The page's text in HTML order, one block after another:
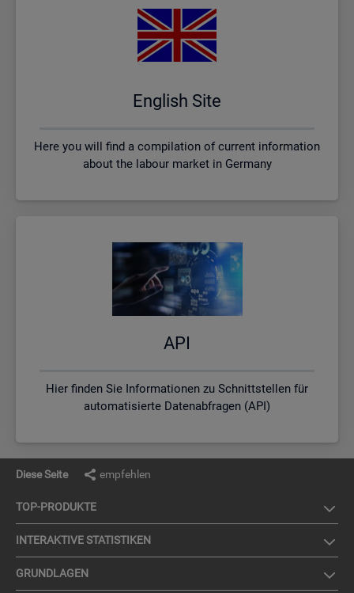
English Site
Here you will find a compilation of current information
about the labour market in Germany
API
Hier finden Sie Informationen zu Schnittstellen für
automatisierte Datenabfragen (API)
Diese Seite empfehlen
TOP-PRO­DUK­TE
IN­TER­AK­TI­VE STA­TIS­TI­KEN
GRUND­LA­GEN